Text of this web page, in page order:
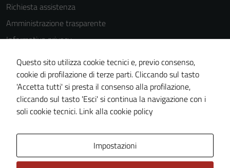
Richiesta assistenza
Amministrazione trasparente
Informativa privacy
Cookie Policy
Note legali
Dichiarazione di accessibilità
Piano di miglioramento del sito
Questo sito utilizza cookie tecnici e, previo consenso,
cookie di profilazione di terze parti. Cliccando sul tasto
'Accetta tutti' si presta il consenso alla profilazione,
cliccando sul tasto 'Esci' si continua la navigazione con i
soli cookie tecnici. Link alla cookie policy
Impostazioni